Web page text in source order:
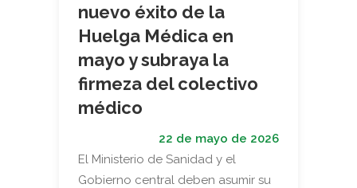
nuevo éxito de la
Huelga Médica en
mayo y subraya la
firmeza del colectivo
médico
22 de mayo de 2026
El Ministerio de Sanidad y el
Gobierno central deben asumir su